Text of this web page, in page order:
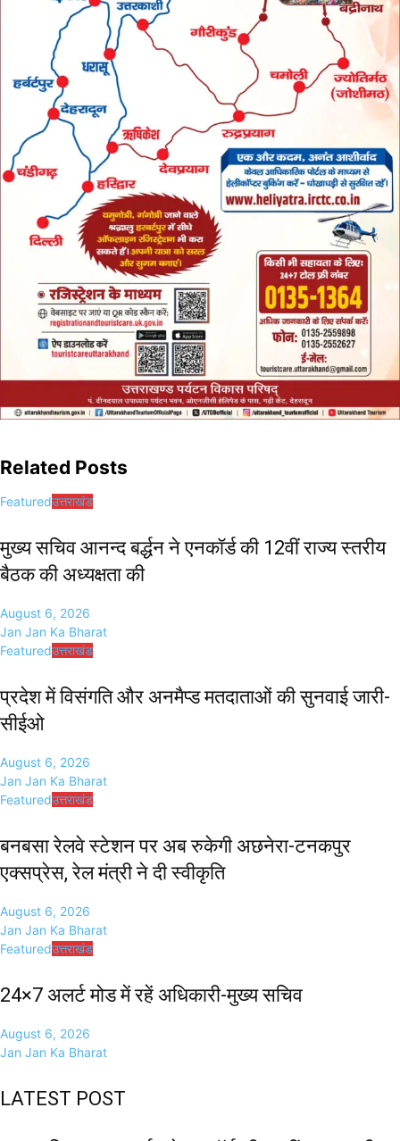
Related Posts
Featuredउत्तराखंड
मुख्य सचिव आनन्द बर्द्धन ने एनकॉर्ड की 12वीं राज्य स्तरीय
बैठक की अध्यक्षता की
August 6, 2026
Jan Jan Ka Bharat
Featuredउत्तराखंड
प्रदेश में विसंगति और अनमैप्ड मतदाताओं की सुनवाई जारी-
सीईओ
August 6, 2026
Jan Jan Ka Bharat
Featuredउत्तराखंड
बनबसा रेलवे स्टेशन पर अब रुकेगी अछनेरा-टनकपुर
एक्सप्रेस, रेल मंत्री ने दी स्वीकृति
August 6, 2026
Jan Jan Ka Bharat
Featuredउत्तराखंड
24×7 अलर्ट मोड में रहें अधिकारी-मुख्य सचिव
August 6, 2026
Jan Jan Ka Bharat
LATEST POST